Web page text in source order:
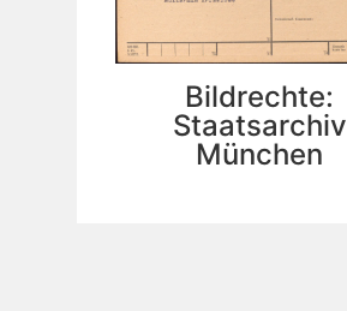
Bildrechte:
Staatsarchiv
München